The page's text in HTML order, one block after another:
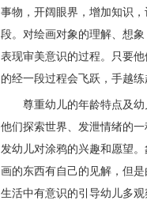
事物，开阔眼界，增加知识
段。对绘画对象的理解、想
表现审美意识的过程。只要
的经一段过程会飞跃，手越
尊重幼儿的年龄特点及
他们探索世界、发泄情绪的
发幼儿对涂鸦的兴趣和愿望
画的东西有自己的见解，但
生活中有意识的引导幼儿多